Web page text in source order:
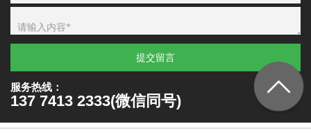
提交留言
服务热线：
137 7413 2333(微信同号)